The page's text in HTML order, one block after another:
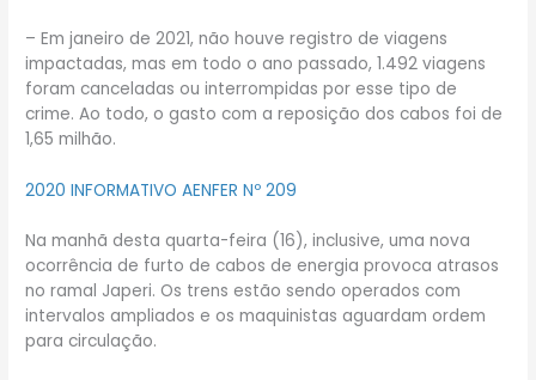
– Em janeiro de 2021, não houve registro de viagens
impactadas, mas em todo o ano passado, 1.492 viagens
foram canceladas ou interrompidas por esse tipo de
crime. Ao todo, o gasto com a reposição dos cabos foi de
1,65 milhão.
2020 INFORMATIVO AENFER Nº 209
Na manhã desta quarta-feira (16), inclusive, uma nova
ocorrência de furto de cabos de energia provoca atrasos
no ramal Japeri. Os trens estão sendo operados com
intervalos ampliados e os maquinistas aguardam ordem
para circulação.